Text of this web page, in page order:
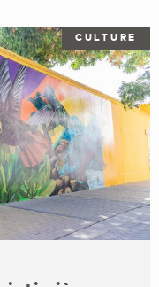
CULTURE